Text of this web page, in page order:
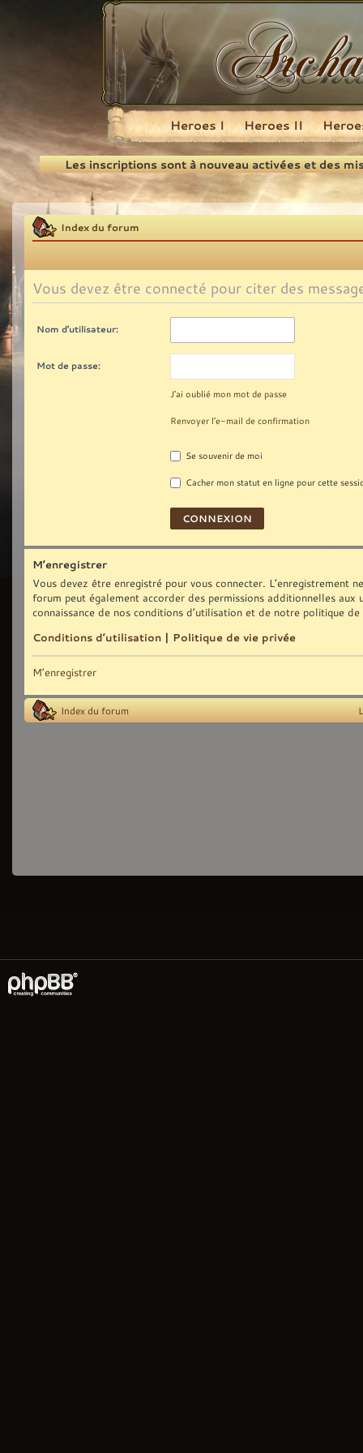
Recherche
Heroes I Heroes II
Les inscriptions sont à nouveau activées et des
Index du forum
Vous devez être connecté pour citer des
Nom d’utilisateur:
Mot de passe:
J’ai oublié mon mot de passe
Renvoyer l’e-mail de confirmation
Se souvenir de moi
Cacher mon statut en ligne pour cette
M’enregistrer
Vous devez être enregistré pour vous connecter. L’enregistrement
forum peut également accorder des permissions additionnelles
connaissance de nos conditions d’utilisation et de notre politique
Conditions d’utilisation | Politique de vie privée
M’enregistrer
Index du forum